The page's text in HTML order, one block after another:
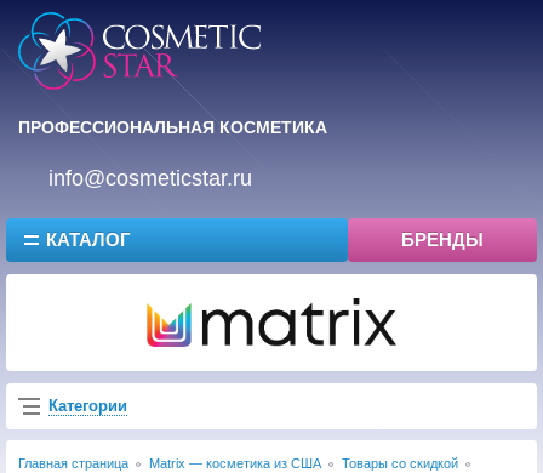
ПРОФЕССИОНАЛЬНАЯ КОСМЕТИКА
info@cosmeticstar.ru
КАТАЛОГ БРЕНДЫ
Категории
Главная страница Matrix — косметика из США
Товары со скидкой